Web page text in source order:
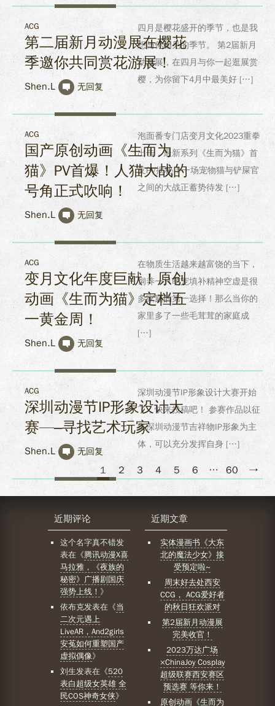
ACG
第二届新月动漫展在樱花
季邀你共同赏花游展！
Shen.L 无回复
四月是樱花盛开的季节，也是我
想与你相见的季节。 第2届新月
动漫展，在四月与你一起逛展赏
樱，为你留下4月中最美好 […]
ACG
国产原创动画《生而为
猫》PV首爆！人猫大战的
号角正式吹响！
Shen.L 无回复
泡面番专门店变月文化2023重拳
出击，最新系列《生而为猫》首
支PV揭秘！一场宠物猫与铲屎官
之间的大战正蓄势待发 […]
ACG
变月文化年度巨献！原创
动画《生而为猫》定档五
一黄金周！
Shen.L 无回复
在物质生活越来越富饶的当下，
饲养一只萌宠填补精神空虚是很
多家庭的第一选择！那么当你的
家里多了一些毛茸茸的家庭成
[…]
ACG
深圳动漫节IP形象设计大
赛—–寻找艺术玩家
Shen.L 无回复
深圳动漫节IP形象设计大赛开始
了，快来投稿吧！ 参赛作品以征
集深圳动漫节吉祥物IP形象为主
体，可以充分发挥自身 […]
1 2 3 4 5 6 … 60 →
近期评论
这个名字真不错发
表在《腾讯动漫X喜
马拉雅，《夜族的
秘密》广播剧国庆
强势上线！ 》
依布克发表在《当
二次元遇上
LiveAR，And2girls
安菟如何重塑国产
虚拟偶像》
刘生发表在《520
表白超级女英雄 全
民COS神奇女侠》
近期文章
实体漫画书《大东
北的魔法少女》接
受预定啦~
周末好去处西安
CCG， ACG爱好者
的秋日狂欢派对
第2届新月动漫展
完美收官！
2023万达广场
×ChinaJoy Cosplay
超级联赛西安赛区
预选赛 等你来！
原创动画《生而为